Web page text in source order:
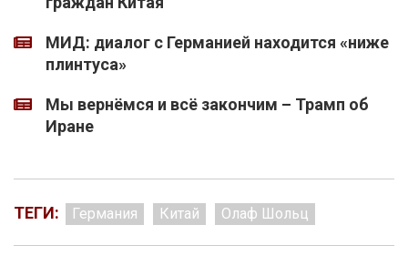
МИД: диалог с Германией находится «ниже
плинтуса»
Мы вернёмся и всё закончим – Трамп об
Иране
ТЕГИ: Германия Китай Олаф Шольц